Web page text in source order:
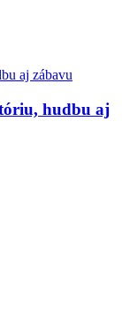
hudbu aj